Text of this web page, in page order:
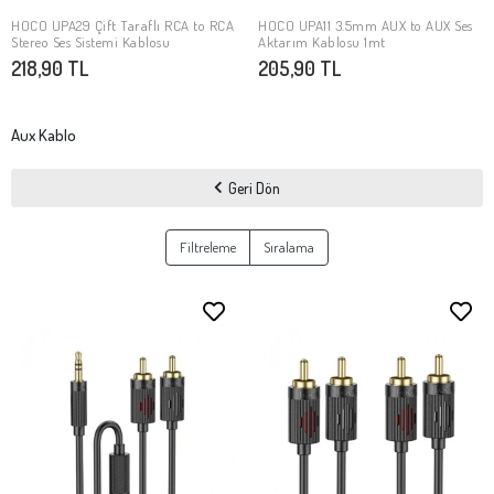
Stokta Yok
HOCO UPA29 Çift Taraflı RCA to RCA
Stereo Ses Sistemi Kablosu
218,90 TL
Stokta Yok
HOCO UPA11 3.5mm AUX to AUX Ses
Aktarım Kablosu 1mt
205,90 TL
Aux Kablo
Geri Dön
Filtreleme Sıralama